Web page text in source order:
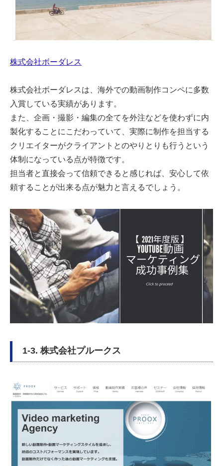
株式会社ボーダレス
株式会社ボーダレスは、海外での動画制作コンペに多数
入賞している実績があります。
また、企画・撮影・編集の全てを外注などを使わずに内
製化することにこだわっていて、実際に制作を担当する
クリエイターがクライアントとのやりとりも行うという
体制になっている点が特徴です。
担当者と直接会って信頼できると感じれば、安心して依
頼することが出来る点が魅力と言えるでしょう。
1-3. 株式会社プルークス